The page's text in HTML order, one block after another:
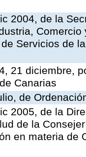
2004, de la
Servicios de
21 diciembre,
Canarias
de
2005, de la
de la
en materia de